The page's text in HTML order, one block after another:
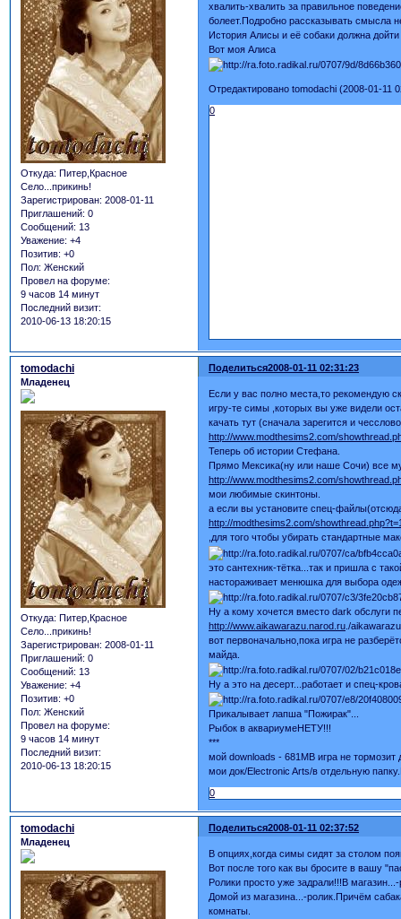
Откуда: Питер,Красное
Село...прикинь!
Зарегистрирован: 2008-01-11
Приглашений: 0
Сообщений: 13
Уважение: +4
Позитив: +0
Пол: Женский
Провел на форуме:
9 часов 14 минут
Последний визит:
2010-06-13 18:20:15
хвалить-хвалить за правильное
болеет.Подробно рассказывать смысла
История Алисы и её собаки должна
Вот моя Алиса
Отредактировано tomodachi (2008-01-11
0
Поделиться2008-01-11 02:31:23
tomodachi
Младенец
Откуда: Питер,Красное
Село...прикинь!
Зарегистрирован: 2008-01-11
Приглашений: 0
Сообщений: 13
Уважение: +4
Позитив: +0
Пол: Женский
Провел на форуме:
9 часов 14 минут
Последний визит:
2010-06-13 18:20:15
Если у вас полно места,то рекомендую
игру-те симы ,которых вы уже видели
качать тут (сначала зарегится и
http://www.modthesims2.com/
Теперь об истории Стефана.
Прямо Мексика(ну или наше Сочи) все
http://www.modthesims2.com/
мои любимые скинтоны.
а если вы установите спец-
http://modthesims2.com/
,для того чтобы убирать стандартные
это сантехник-тётка...так и пришла с
настораживает менюшка для выбора
Ну а кому хочется вместо dark обслуги
http://www.aikawarazu.narod.ru ./
вот первоначально,пока игра не
майда.
Ну а это на десерт...работает и спец-
Прикалывает лапша "Пожирак"...
Рыбок в аквариумеНЕТУ!!!
***
мой downloads - 681MB игра не тормозит
мои док/Electronic Arts/в отдельную
0
Поделиться2008-01-11 02:37:52
tomodachi
Младенец
В опциях,когда симы сидят за столом
Вот после того как вы бросите в вашу
Ролики просто уже задрали!!!В магазин...-
Домой из магазина...-ролик.Причём
комнаты.